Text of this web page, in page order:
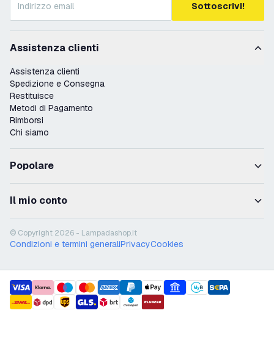
Sottoscrivi!
Assistenza clienti
Assistenza clienti
Spedizione e Consegna
Restituisce
Metodi di Pagamento
Rimborsi
Chi siamo
Popolare
Il mio conto
© Copyright 2026 - Lampadashop.it
Condizioni e termini generaliPrivacyCookies
payment methods
shipment methods